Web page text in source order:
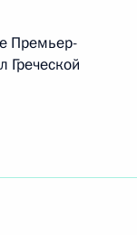
Премьер-
Греческой